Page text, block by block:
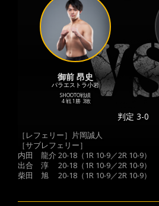
御前 昂史
パラエストラ小岩
SHOOTO戦績
4 戦 1勝 3敗
判定 3-0
［レフェリー］片岡誠人
［サブレフェリー］
内田 龍介 20-18（1R 10-9／2R 10-9）
出合 淳 20-18（1R 10-9／2R 10-9）
柴田 旭 20-18（1R 10-9／2R 10-9）